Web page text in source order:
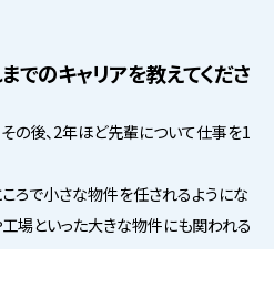
でのキャリアを教えてくださ
の後、2年ほど先輩について仕事を1
ろで小さな物件を任されるようにな
場といった大きな物件にも関われる